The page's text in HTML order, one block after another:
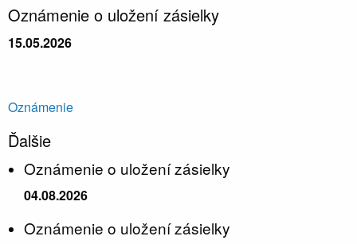
Oznámenie o uložení zásielky
15.05.2026
Oznámenie
Ďalšie
Oznámenie o uložení zásielky
04.08.2026
Oznámenie o uložení zásielky